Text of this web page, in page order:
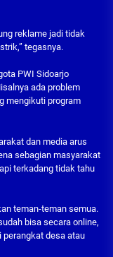
reklame jadi tidak
tegasnya.
PWI Sidoarjo
ada problem
mengikuti program
dan media arus
sebagian masyarakat
terkadang tidak tahu
teman-teman semua.
bisa secara online,
perangkat desa atau